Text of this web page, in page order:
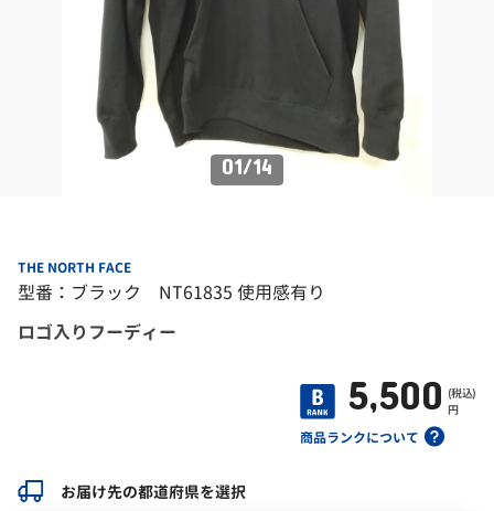
01/14
THE NORTH FACE
型番：ブラック NT61835 使用感有り
ロゴ入りフーディー
商品ランクについて
5,500 (税込)
円
お届け先の都道府県を選択